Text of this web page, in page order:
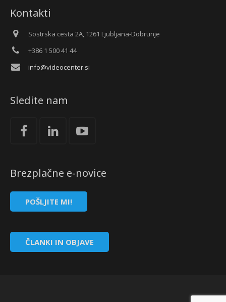
Kontakti
Sostrska cesta 2A, 1261 Ljubljana-Dobrunje
+386 1 500 41 44
info@videocenter.si
Sledite nam
Brezplačne e-novice
POŠLJITE MI!
ČLANKI IN OBJAVE